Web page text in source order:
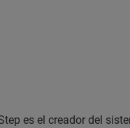
es el creador del